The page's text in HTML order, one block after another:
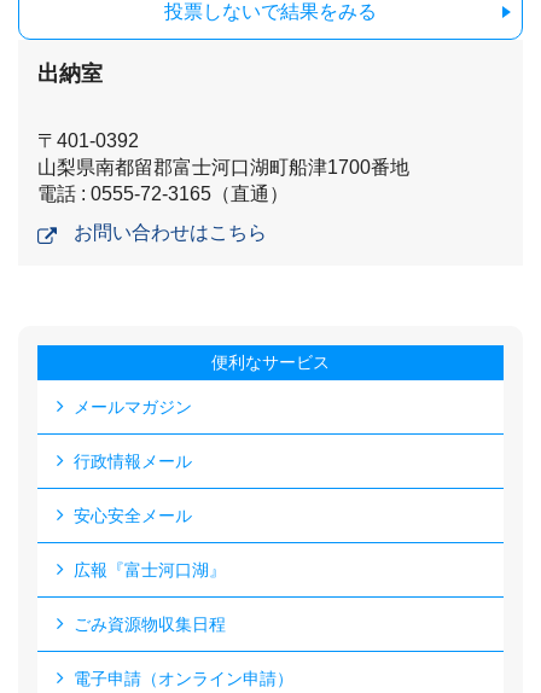
投票しないで結果をみる
出納室
〒401-0392
山梨県南都留郡富士河口湖町船津1700番地
電話 : 0555-72-3165（直通）
お問い合わせはこちら
便利なサービス
メールマガジン
行政情報メール
安心安全メール
広報『富士河口湖』
ごみ資源物収集日程
電子申請（オンライン申請）